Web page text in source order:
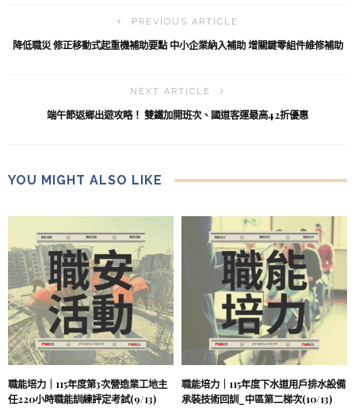
PREVIOUS ARTICLE
降低職災 修正移動式起重機補助要點 中小企業納入補助 增關鍵零組件維修補助
NEXT ARTICLE
端午節返鄉出遊攻略！ 雙鐵加開班次、國道客運最高42折優惠
YOU MIGHT ALSO LIKE
職能培力｜115年度第3次營造業工地主
任220小時職能訓練評定考試(9/13)
職能培力｜115年度下水道用戶排水設備
承裝技術回訓_中區第二梯次(10/13)